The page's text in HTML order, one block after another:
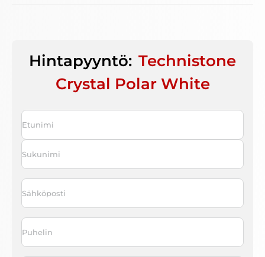
Hintapyyntö: Technistone
Crystal Polar White
Nimi
First
Sähköposti
Puhelin